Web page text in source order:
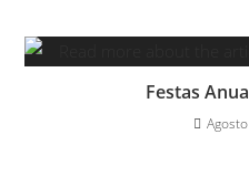
Festas